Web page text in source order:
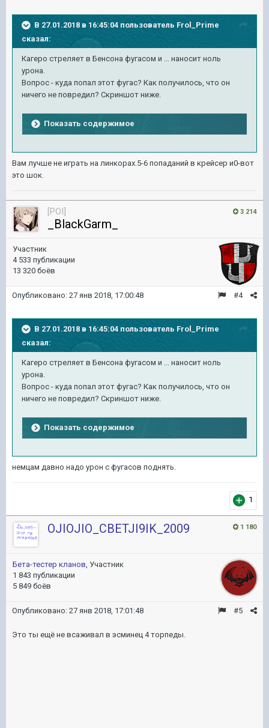
В 27.01.2018 в 16:45:04 пользователь Frol_Prime
сказал:
Кагеро стреляет в Бенсона фугасом и ... наносит ноль
урона.
Вопрос - куда попал этот фугас? Как получилось, что он
ничего не повредил? Скриншот ниже.
Показать содержимое
Вам лучше не играть на линкорах.5-6 попаданий в крейсер и0-вот
это шок.
3 214
[POI]
_BlackGarm_
Участник
4 533 публикации
13 320 боёв
#4
Опубликовано: 27 янв 2018, 17:00:48
В 27.01.2018 в 16:45:04 пользователь Frol_Prime
сказал:
Кагеро стреляет в Бенсона фугасом и ... наносит ноль
урона.
Вопрос - куда попал этот фугас? Как получилось, что он
ничего не повредил? Скриншот ниже.
Показать содержимое
немцам давно надо урон с фугасов поднять.
1
1 180
OJIOJIO_CBETJI9IK_2009
Бета-тестер кланов , Участник
1 843 публикации
5 849 боёв
#5
Опубликовано: 27 янв 2018, 17:01:48
Это ты ещё не всаживал в эсминец 4 торпеды.